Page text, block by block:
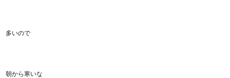
多いので
朝から寒いな